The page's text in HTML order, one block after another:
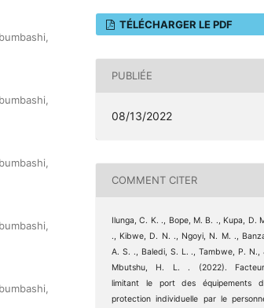
TÉLÉCHARGER LE PDF
PUBLIÉE
08/13/2022
COMMENT CITER
Ilunga, C. K. ., Bope, M. B. ., Kupa, D.
., Kibwe, D. N. ., Ngoyi, N. M. .,
A. S. ., Baledi, S. L. ., Tambwe, P. N.,
Mbutshu, H. L. . (2022).
limitant le port des équipements
protection individuelle par le